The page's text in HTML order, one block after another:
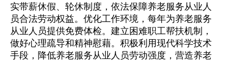
实带薪休假、轮休制度，依法保障养老服务从业人
员合法劳动权益。优化工作环境，每年为养老服务
从业人员提供免费体检。建立困难职工帮扶机制，
做好心理疏导和精神慰藉。积极利用现代科学技术
手段，降低养老服务从业人员劳动强度，营造养老